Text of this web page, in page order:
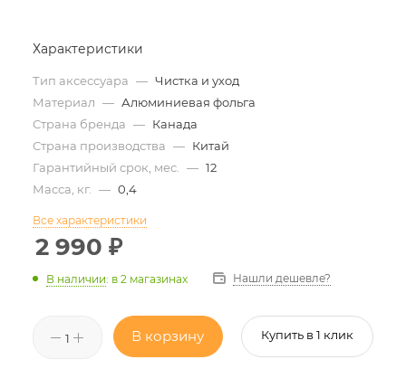
Характеристики
Тип аксессуара — Чистка и уход
Материал — Алюминиевая фольга
Страна бренда — Канада
Страна производства — Китай
Гарантийный срок, мес.
— 12
Масса, кг.
— 0,4
Все характеристики
2 990 ₽
В наличии: в 2 магазинах Нашли дешевле?
В корзину Купить в 1 клик